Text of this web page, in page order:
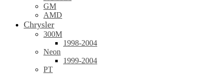
GM
AMD
Chrysler
300M
1998-2004
Neon
1999-2004
PT